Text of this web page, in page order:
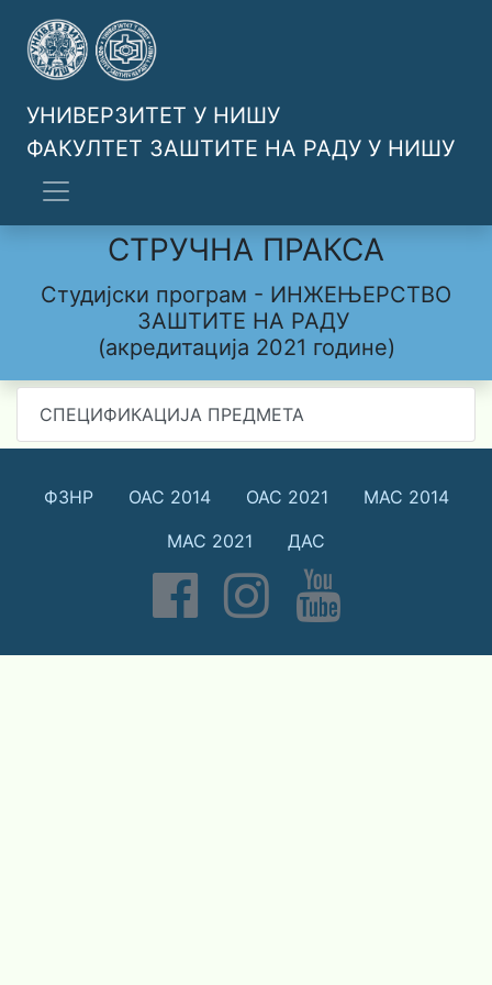
УНИВЕРЗИТЕТ У НИШУ
ФАКУЛТЕТ ЗАШТИТЕ НА РАДУ У НИШУ
СТРУЧНА ПРАКСА
Студијски програм - ИНЖЕЊЕРСТВО
ЗАШТИТЕ НА РАДУ
(акредитација 2021 године)
СПЕЦИФИКАЦИЈА ПРЕДМЕТА
ФЗНР ОАС 2014 ОАС 2021
МАС 2014
МАС 2021
ДАС